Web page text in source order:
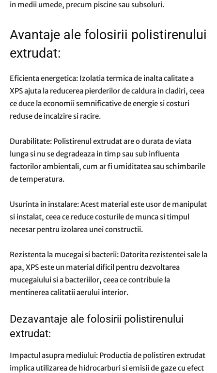
in medii umede, precum piscine sau subsoluri.
Avantaje ale folosirii polistirenului
extrudat:
Eficienta energetica: Izolatia termica de inalta calitate a
XPS ajuta la reducerea pierderilor de caldura in cladiri, ceea
ce duce la economii semnificative de energie si costuri
reduse de incalzire si racire.
Durabilitate: Polistirenul extrudat are o durata de viata
lunga si nu se degradeaza in timp sau sub influenta
factorilor ambientali, cum ar fi umiditatea sau schimbarile
de temperatura.
Usurinta in instalare: Acest material este usor de manipulat
si instalat, ceea ce reduce costurile de munca si timpul
necesar pentru izolarea unei constructii.
Rezistenta la mucegai si bacterii: Datorita rezistentei sale la
apa, XPS este un material dificil pentru dezvoltarea
mucegaiului si a bacteriilor, ceea ce contribuie la
mentinerea calitatii aerului interior.
Dezavantaje ale folosirii polistirenului
extrudat:
Impactul asupra mediului: Productia de polistiren extrudat
implica utilizarea de hidrocarburi si emisii de gaze cu efect